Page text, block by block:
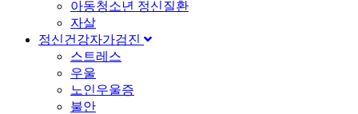
아동청소년 정신질환
자살
정신건강자가검진
스트레스
우울
노인우울증
불안